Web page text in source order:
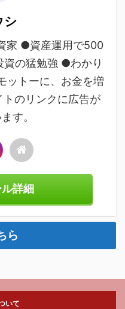
シ
家 ●資産運用で500
の猛勉強 ●わかり
ットーに、お金を増
のリンクに広告が
す。
詳細
ら
いて